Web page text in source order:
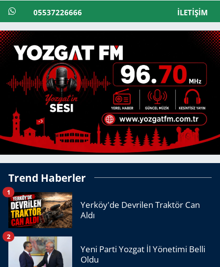
05537226666 İLETIŞIM
Trend Haberler
Yerköy'de Devrilen Traktör Can
Aldı
1
Yeni Parti Yozgat İl Yönetimi Belli
Oldu
2